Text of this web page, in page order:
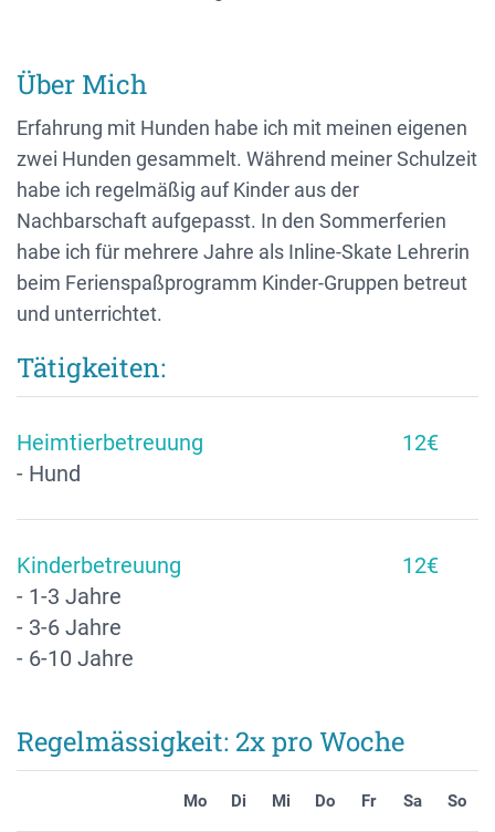
Über Mich
Erfahrung mit Hunden habe ich mit meinen eigenen
zwei Hunden gesammelt. Während meiner Schulzeit
habe ich regelmäßig auf Kinder aus der
Nachbarschaft aufgepasst. In den Sommerferien
habe ich für mehrere Jahre als Inline-Skate Lehrerin
beim Ferienspaßprogramm Kinder-Gruppen betreut
und unterrichtet.
Tätigkeiten:
Heimtierbetreuung
- Hund
12€
Kinderbetreuung
- 1-3 Jahre
- 3-6 Jahre
- 6-10 Jahre
12€
Regelmässigkeit: 2x pro Woche
Mo Di Mi Do Fr Sa So